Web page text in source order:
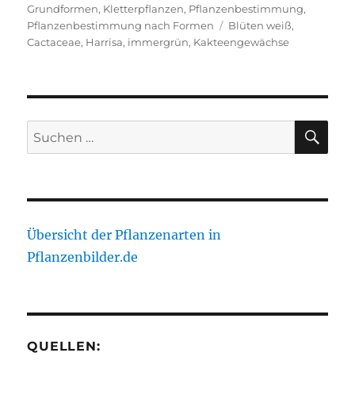
Grundformen, Kletterpflanzen, Pflanzenbestimmung,
Pflanzenbestimmung nach Formen
Schlagwörter
Blüten weiß,
Cactaceae, Harrisa, immergrün, Kakteengewächse
Suche
nach:
Übersicht der Pflanzenarten in
Pflanzenbilder.de
QUELLEN: